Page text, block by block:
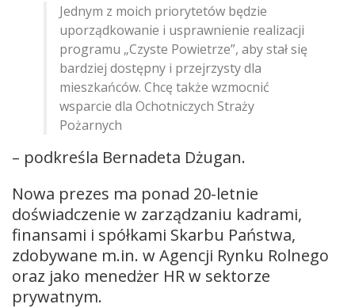
Jednym z moich priorytetów będzie
uporządkowanie i usprawnienie realizacji
programu „Czyste Powietrze”, aby stał się
bardziej dostępny i przejrzysty dla
mieszkańców. Chcę także wzmocnić
wsparcie dla Ochotniczych Straży
Pożarnych
– podkreśla Bernadeta Dżugan.
Nowa prezes ma ponad 20-letnie
doświadczenie w zarządzaniu kadrami,
finansami i spółkami Skarbu Państwa,
zdobywane m.in. w Agencji Rynku Rolnego
oraz jako menedżer HR w sektorze
prywatnym.